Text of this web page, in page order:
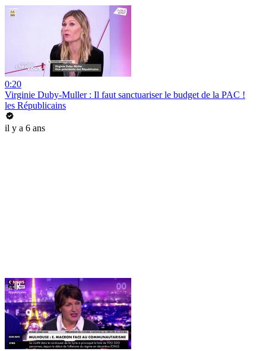
0:20
Virginie Duby-Muller : Il faut sanctuariser le budget de la PAC !
les Républicains
il y a 6 ans